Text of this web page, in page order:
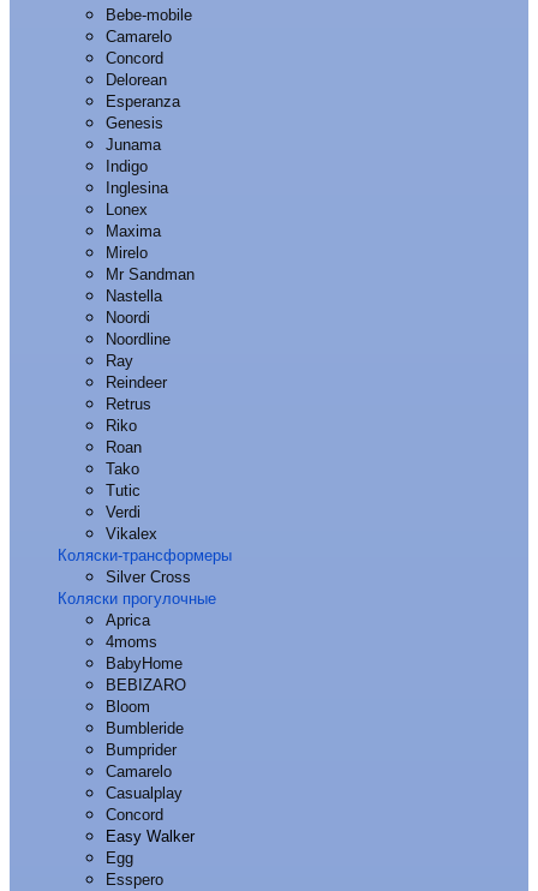
Bebe-mobile
Camarelo
Concord
Delorean
Esperanza
Genesis
Junama
Indigo
Inglesina
Lonex
Maxima
Mirelo
Mr Sandman
Nastella
Noordi
Noordline
Ray
Reindeer
Retrus
Riko
Roan
Tako
Tutic
Verdi
Vikalex
Коляски-трансформеры
Silver Cross
Коляски прогулочные
Aprica
4moms
BabyHome
BEBIZARO
Bloom
Bumbleride
Bumprider
Camarelo
Casualplay
Concord
Easy Walker
Egg
Esspero